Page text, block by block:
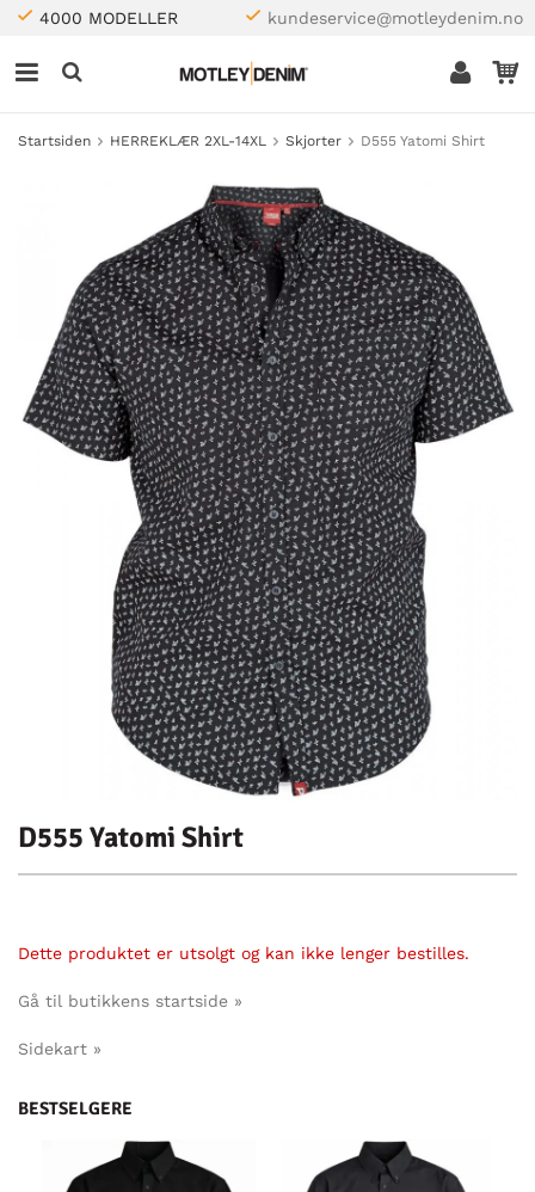
4000 MODELLER kundeservice@motleydenim.no
Startsiden HERREKLÆR 2XL-14XL Skjorter D555 Yatomi Shirt
D555 Yatomi Shirt
Dette produktet er utsolgt og kan ikke lenger bestilles.
Gå til butikkens startside »
Sidekart »
BESTSELGERE